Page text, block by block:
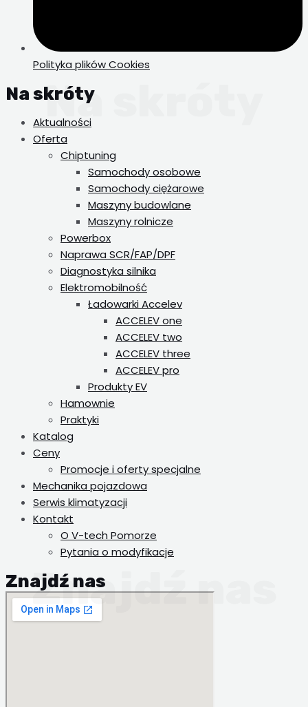
Polityka plików Cookies
Na skróty
Aktualności
Oferta
Chiptuning
Samochody osobowe
Samochody ciężarowe
Maszyny budowlane
Maszyny rolnicze
Powerbox
Naprawa SCR/FAP/DPF
Diagnostyka silnika
Elektromobilność
Ładowarki Accelev
ACCELEV one
ACCELEV two
ACCELEV three
ACCELEV pro
Produkty EV
Hamownie
Praktyki
Katalog
Ceny
Promocje i oferty specjalne
Mechanika pojazdowa
Serwis klimatyzacji
Kontakt
O V-tech Pomorze
Pytania o modyfikacje
Znajdź nas